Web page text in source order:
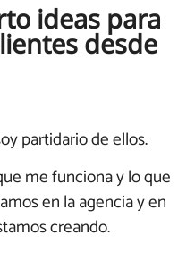
ideas para
desde
partidario de ellos.
me funciona y lo que
en la agencia y en
creando.